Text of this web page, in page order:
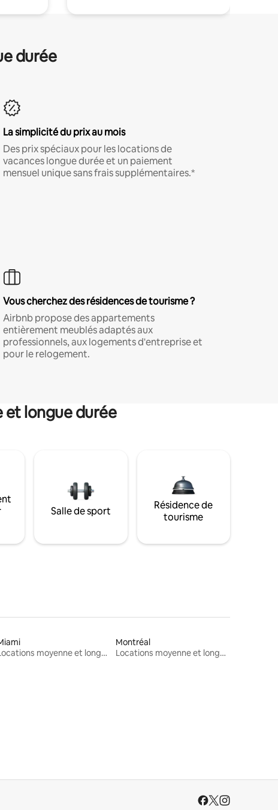
durée
La simplicité du prix au mois
Des prix spéciaux pour les locations de
vacances longue durée et un paiement
mensuel unique sans frais supplémentaires.*
Vous cherchez des résidences de tourisme ?
Airbnb propose des appartements
entièrement meublés adaptés aux
professionnels, aux logements d'entreprise et
pour le relogement.
et longue durée
Salle de sport
Résidence de
tourisme
Locations moyenne et longue durée
Montréal
Locations moyenne et longue durée